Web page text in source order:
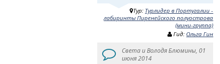
Тур: Турлидер в Португалии -
лабиринты Пиренейского полуострова
(мини-группа)
Гид: Ольга Гин
Света и Володя Блюмины, 01
июня 2014